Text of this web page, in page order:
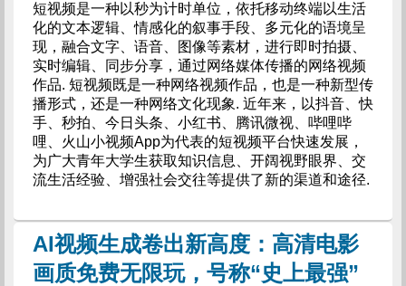
短视频是一种以秒为计时单位，依托移动终端以生活
化的文本逻辑、情感化的叙事手段、多元化的语境呈
现，融合文字、语音、图像等素材，进行即时拍摄、
实时编辑、同步分享，通过网络媒体传播的网络视频
作品. 短视频既是一种网络视频作品，也是一种新型传
播形式，还是一种网络文化现象. 近年来，以抖音、快
手、秒拍、今日头条、小红书、腾讯微视、哔哩哔
哩、火山小视频App为代表的短视频平台快速发展，
为广大青年大学生获取知识信息、开阔视野眼界、交
流生活经验、增强社会交往等提供了新的渠道和途径.
AI视频生成卷出新高度：高清电影
画质免费无限玩，号称“史上最强”